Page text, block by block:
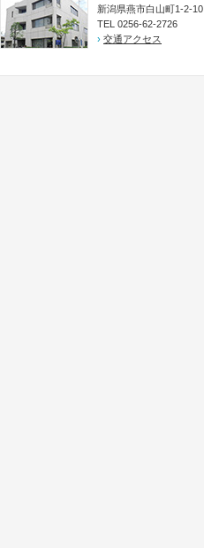
新潟県燕市白山町1-2-10
TEL 0256-62-2726
› 交通アクセス